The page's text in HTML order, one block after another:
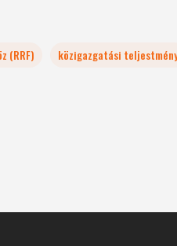
(RRF) közigazgatási